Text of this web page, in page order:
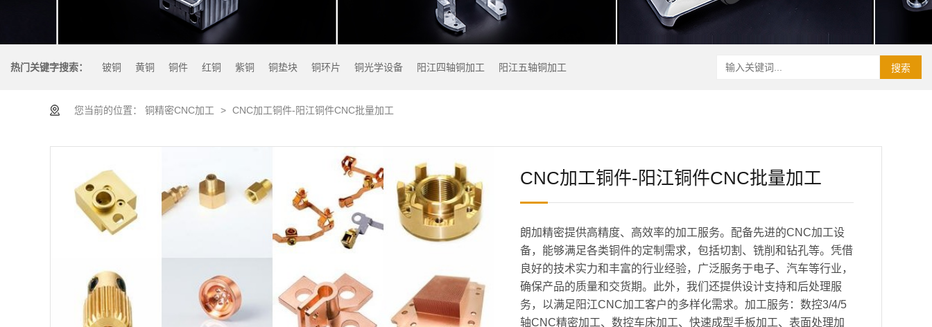
热门关键字搜索： 铍铜 黄铜 铜件 红铜 紫铜 铜垫块 铜环片 铜光学设备 阳江四轴铜加工 阳江五轴铜加工 搜索
您当前的位置： 铜精密CNC加工 > CNC加工铜件-阳江铜件CNC批量加工
CNC加工铜件-阳江铜件CNC批量加工
朗加精密提供高精度、高效率的加工服务。配备先进的CNC加工设
备，能够满足各类铜件的定制需求，包括切割、铣削和钻孔等。凭借
良好的技术实力和丰富的行业经验，广泛服务于电子、汽车等行业，
确保产品的质量和交货期。此外，我们还提供设计支持和后处理服
务，以满足阳江CNC加工客户的多样化需求。加工服务：数控3/4/5
轴CNC精密加工、数控车床加工、快速成型手板加工、表面处理加